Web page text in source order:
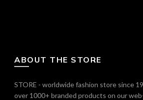
ABOUT THE STORE
STORE - worldwide fashion store since
over 1000+ branded products on our